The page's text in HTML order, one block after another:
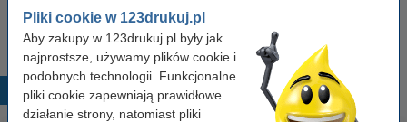
Pliki cookie w 123drukuj.pl
Aby zakupy w 123drukuj.pl były jak
najprostsze, używamy plików cookie i
podobnych technologii. Funkcjonalne
pliki cookie zapewniają prawidłowe
działanie strony, natomiast pliki
8,90 zł
Popularne produkty